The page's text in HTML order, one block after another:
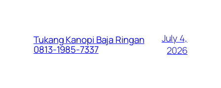
Tukang Kanopi Baja Ringan
0813-1985-7337
July 4,
2026